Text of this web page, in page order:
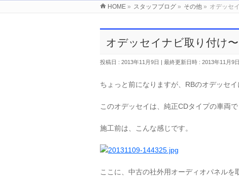
HOME » スタッフブログ » その他 » オデッセ
オデッセイナビ取り付け〜
投稿日 : 2013年11月9日 最終更新日時 : 2013年11月9日
ちょっと前になりますが、RBのオデッセイ
このオデッセイは、純正CDタイプの車両
施工前は、こんな感じです。
ここに、中古の社外用オーディオパネルを